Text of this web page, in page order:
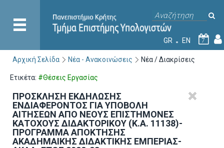
GR EN 7
Αρχική Σελίδα Νέα - Ανακοινώσεις Νέα / Διακρίσεις
Ετικέτα: #Θέσεις Εργασίας
ΠΡΟΣΚΛΗΣΗ ΕΚΔΗΛΩΣΗΣ
ΕΝΔΙΑΦΕΡΟΝΤΟΣ ΓΙΑ ΥΠΟΒΟΛΗ
ΑΙΤΗΣΕΩΝ ΑΠΟ ΝΕΟΥΣ ΕΠΙΣΤΗΜΟΝΕΣ
ΚΑΤΟΧΟΥΣ ΔΙΔΑΚΤΟΡΙΚΟΥ (Κ.Α. 11138)-
ΠΡΟΓΡΑΜΜΑ ΑΠΟΚΤΗΣΗΣ
ΑΚΑΔΗΜΑΙΚΗΣ ΔΙΔΑΚΤΙΚΗΣ ΕΜΠΕΡΙΑΣ-